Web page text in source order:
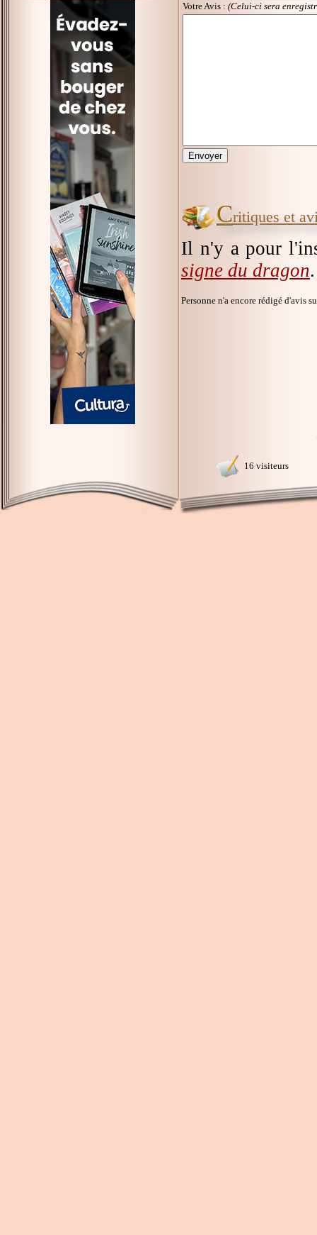
Votre Avis : (Celui-ci sera
Critiques et
Il n'y a pour
signe du dragon.
Personne n'a encore rédigé d'avis
16 visiteurs